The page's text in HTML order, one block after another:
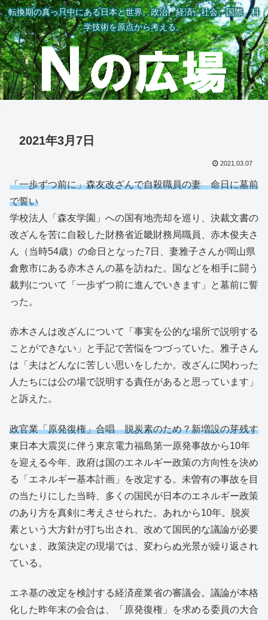
転換期の真っ只中にある日本と世界。政治、経済、社会、国際、科
学技術を原点から考える。
2021年3月7日
2021.03.07
「一歩ずつ前に」森友改ざんで自殺職員の妻 命日に墓前
で誓い
学校法人「森友学園」への国有地売却を巡り、決裁文書の
改ざんを苦に自殺した財務省近畿財務局職員、赤木俊夫さ
ん（当時54歳）の命日となった7日、妻雅子さんが岡山県
倉敷市にある赤木さんの墓を訪ねた。国などを相手に闘う
裁判について「一歩ずつ前に進んでいきます」と墓前に誓
った。
赤木さんは改ざんについて「事実を公的な場所で説明する
ことができない」と手記で苦悩をつづっていた。雅子さん
は「夫はどんなに苦しい思いをしたか。改ざんに関わった
人たちには公の場で説明する責任があると思っています」
と訴えた。
政官業「原発復権」合唱 脱炭素のため？新増設の芽残す
東日本大震災に伴う東京電力福島第一原発事故から10年
を迎える今年、政府は国のエネルギー政策の方向性を決め
る「エネルギー基本計画」を改定する。未曽有の事故を目
の当たりにした当時、多くの国民が日本のエネルギー政策
のあり方を真剣に考えさせられた。あれから10年。脱炭
素という大方針が打ち出され、改めて国民的な議論が必要
ないま、政策決定の現場では、変わらぬ光景が繰り返され
ている。
エネ基の改定を検討する経済産業省の審議会。議論が本格
化した昨年末の会合は、「原発復権」を求める委員の大合